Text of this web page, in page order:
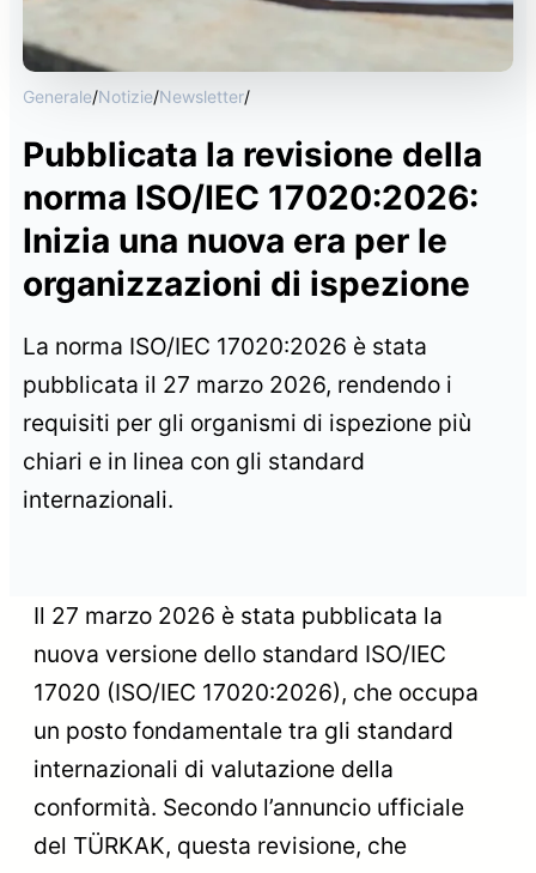
Generale/Notizie/Newsletter/
Pubblicata la revisione della
norma ISO/IEC 17020:2026:
Inizia una nuova era per le
organizzazioni di ispezione
La norma ISO/IEC 17020:2026 è stata
pubblicata il 27 marzo 2026, rendendo i
requisiti per gli organismi di ispezione più
chiari e in linea con gli standard
internazionali.
Il 27 marzo 2026 è stata pubblicata la
nuova versione dello standard ISO/IEC
17020 (ISO/IEC 17020:2026), che occupa
un posto fondamentale tra gli standard
internazionali di valutazione della
conformità. Secondo l’annuncio ufficiale
del TÜRKAK, questa revisione, che